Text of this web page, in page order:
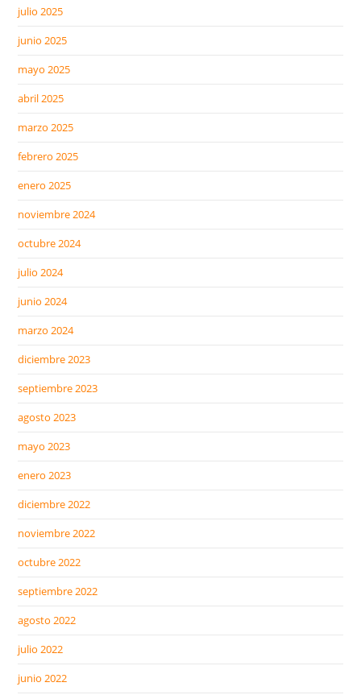
julio 2025
junio 2025
mayo 2025
abril 2025
marzo 2025
febrero 2025
enero 2025
noviembre 2024
octubre 2024
julio 2024
junio 2024
marzo 2024
diciembre 2023
septiembre 2023
agosto 2023
mayo 2023
enero 2023
diciembre 2022
noviembre 2022
octubre 2022
septiembre 2022
agosto 2022
julio 2022
junio 2022